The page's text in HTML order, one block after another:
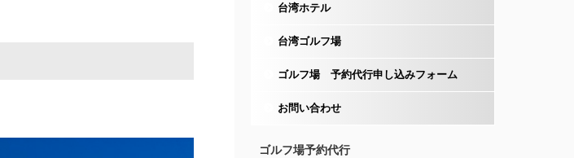
台湾ホテル
台湾ゴルフ場
ゴルフ場 予約代行申し込みフォーム
お問い合わせ
ゴルフ場予約代行